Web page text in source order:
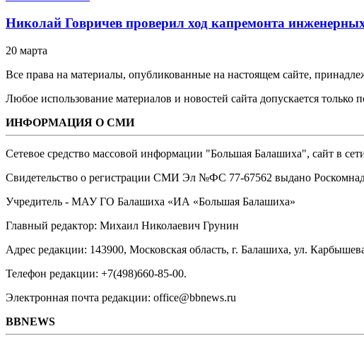
Николай Говричев проверил ход капремонта
20 марта
Все права на материалы, опубликованные на настоящем сайте,
Любое использование материалов и новостей сайта допускается
ИНФОРМАЦИЯ О СМИ
Сетевое средство массовой информации "Большая Балашиха", сайт в
Свидетельство о регистрации СМИ Эл №ФС ‎77-67562 выдано
Учредитель - МАУ ГО Балашиха «ИА «Большая Балашиха»
Главный редактор: Михаил Николаевич Грунин
Адрес редакции: 143900, Московская область, г. Балашиха, ул.
Телефон редакции: +7(498)660-85-00.
Электронная почта редакции: office@bbnews.ru
BBNEWS